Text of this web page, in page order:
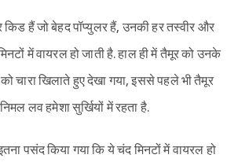
हैं जो बेहद पॉप्युलर हैं, उनकी हर तस्वीर और
में वायरल हो जाती है. हाल ही में तैमूर को उनके
चारा खिलाते हुए देखा गया, इससे पहले भी तैमूर
लव हमेशा सुर्खियों में रहता है.
पसंद किया गया कि ये चंद मिनटों में वायरल हो